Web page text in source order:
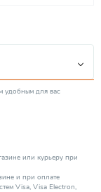
удобным для вас
или курьеру при
и при оплате
Visa, Visa Electron,